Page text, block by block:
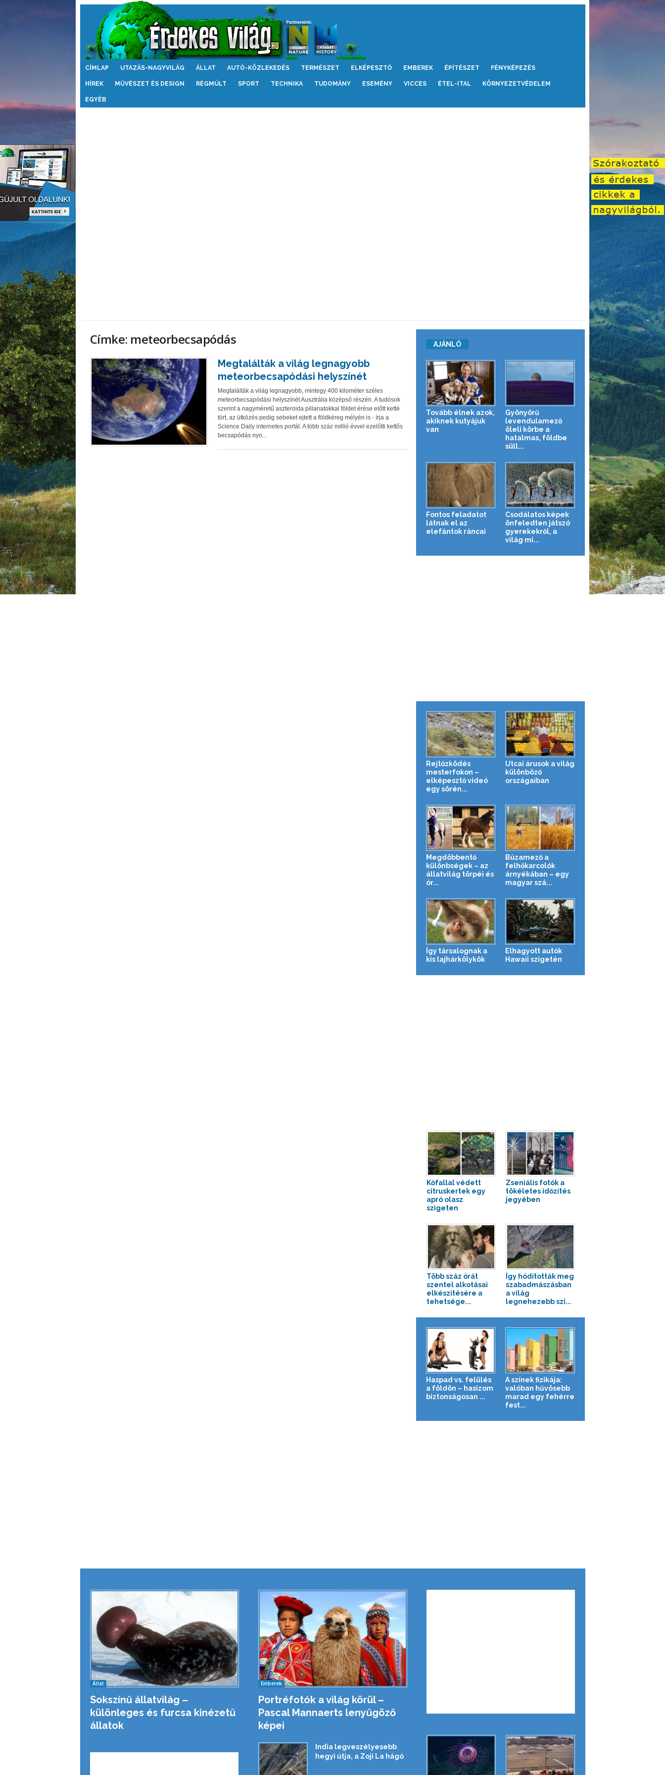
Érdekes
CÍMLAP UTAZÁS-NAGYVILÁG ÁLLAT AUTÓ-KÖZLEKEDÉS TERMÉSZET ELKÉPESZTŐ EMBEREK ÉPÍTÉSZET FÉNYKÉPEZÉS
HÍREK MŰVÉSZET ÉS DESIGN RÉGMÚLT SPORT TECHNIKA TUDOMÁNY ESEMÉNY VICCES ÉTEL-ITAL KÖRNYEZETVÉDELEM
EGYÉB
Címke: meteorbecsapódás
Megtalálták a világ legnagyobb
meteorbecsapódási helyszínét
Megtalálták a világ legnagyobb, mintegy 400 kilométer széles
meteorbecsapódási helyszínét Ausztrália középső részén. A tudósok
szerint a nagyméretű aszteroida pillanatokkal földet érése előtt ketté
tört, az ütközés pedig sebeket ejtett a földkéreg mélyén is - írja a
Science Daily internetes portál. A több száz millió évvel ezelőtti kettős
becsapódás nyo...
AJÁNLÓ
Tovább élnek azok,
akiknek kutyájuk
van
Gyönyörű
levendulamező
öleli körbe a
hatalmas, földbe
süll...
Fontos feladatot
látnak el az
elefántok ráncai
Csodálatos képek
önfeledten játszó
gyerekekről, a
világ mi...
Rejtőzködés
mesterfokon –
elképesztő videó
egy sörén...
Utcai árusok a világ
különböző
országaiban
Megdöbbentő
különbségek – az
állatvilág törpéi és
ór...
Búzamező a
felhőkarcolók
árnyékában – egy
magyar szá...
Így társalognak a
kis lajhárkölykök
Elhagyott autók
Hawaii szigetén
Kőfallal védett
citruskertek egy
apró olasz
szigeten
Zseniális fotók a
tökéletes időzítés
jegyében
Több száz órát
szentel alkotásai
elkészítésére a
tehetsége...
Így hódították meg
szabadmászásban
a világ
legnehezebb szi...
Haspad vs. felülés
a földön – hasizom
biztonságosan ...
A színek fizikája:
valóban hűvösebb
marad egy fehérre
fest...
Állat
Sokszínű állatvilág –
különleges és furcsa kinézetű
állatok
Emberek
Portréfotók a világ körül –
Pascal Mannaerts lenyűgöző
képei
India legveszélyesebb
hegyi útja, a Zoji La hágó